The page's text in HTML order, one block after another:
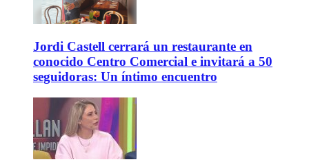
Jordi Castell cerrará un restaurante en
conocido Centro Comercial e invitará a 50
seguidoras: Un íntimo encuentro